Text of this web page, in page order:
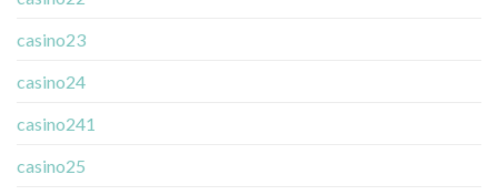
casino23
casino24
casino241
casino25